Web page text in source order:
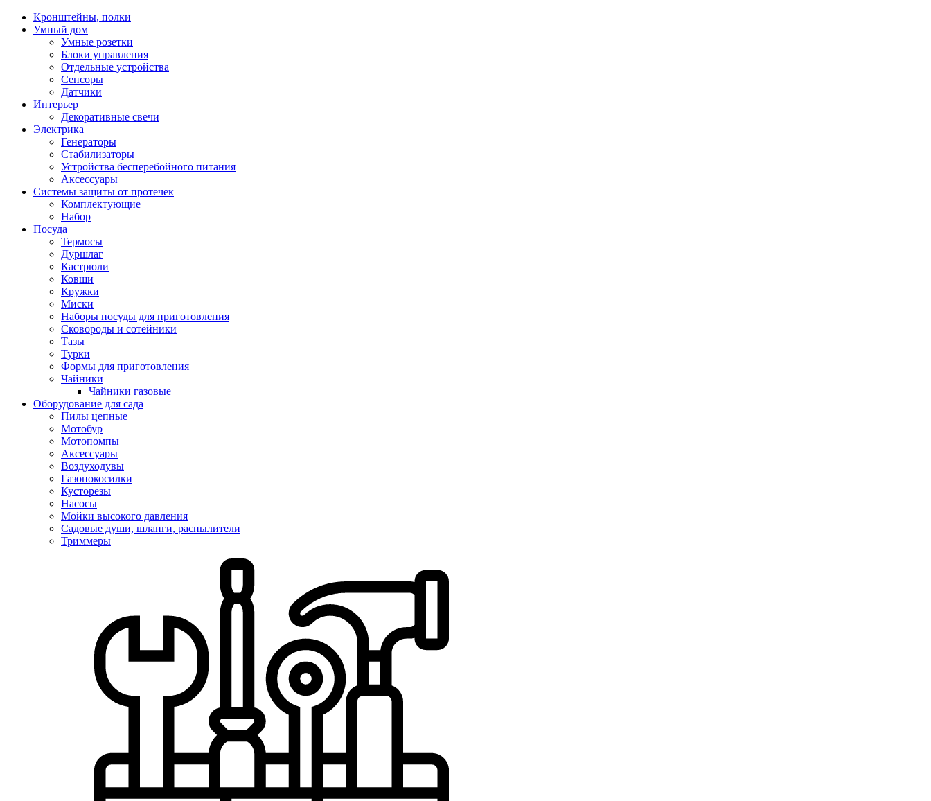
Кронштейны, полки
Умный дом
Умные розетки
Блоки управления
Отдельные устройства
Сенсоры
Датчики
Интерьер
Декоративные свечи
Электрика
Генераторы
Стабилизаторы
Устройства бесперебойного питания
Аксессуары
Системы защиты от протечек
Комплектующие
Набор
Посуда
Термосы
Дуршлаг
Кастрюли
Ковши
Кружки
Миски
Наборы посуды для приготовления
Сковороды и сотейники
Тазы
Турки
Формы для приготовления
Чайники
Чайники газовые
Оборудование для сада
Пилы цепные
Мотобур
Мотопомпы
Аксессуары
Воздуходувы
Газонокосилки
Кусторезы
Насосы
Мойки высокого давления
Садовые души, шланги, распылители
Триммеры